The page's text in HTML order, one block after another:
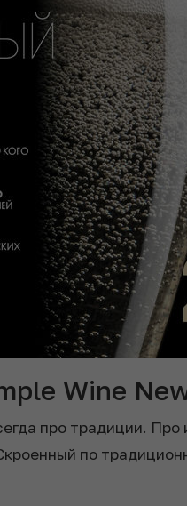
Wine
про традиции.
по